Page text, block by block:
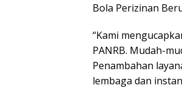
Bola Perizinan
“Kami
PANRB. Mudah-
Penambahan
lembaga dan